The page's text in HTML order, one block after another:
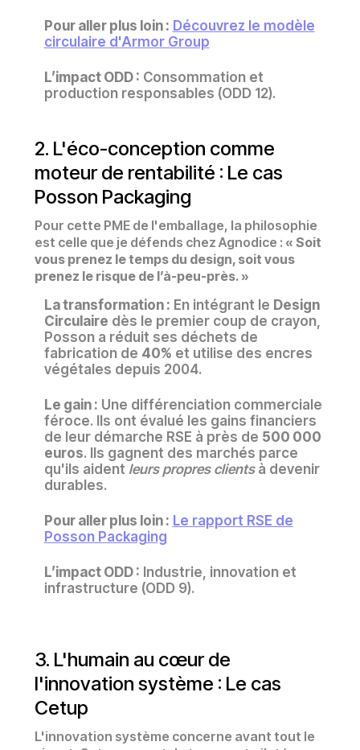
Pour aller plus loin : Découvrez le modèle
circulaire d'Armor Group
L’impact ODD : Consommation et
production responsables (ODD 12).
2. L'éco-conception comme
moteur de rentabilité : Le cas
Posson Packaging
Pour cette PME de l'emballage, la philosophie
est celle que je défends chez Agnodice : « Soit
vous prenez le temps du design, soit vous
prenez le risque de l’à-peu-près. »
La transformation : En intégrant le Design
Circulaire dès le premier coup de crayon,
Posson a réduit ses déchets de
fabrication de 40% et utilise des encres
végétales depuis 2004.
Le gain : Une différenciation commerciale
féroce. Ils ont évalué les gains financiers
de leur démarche RSE à près de 500 000
euros. Ils gagnent des marchés parce
qu'ils aident leurs propres clientsà devenir
durables.
Pour aller plus loin : Le rapport RSE de
Posson Packaging
L’impact ODD : Industrie, innovation et
infrastructure (ODD 9).
3. L'humain au cœur de
l'innovation système : Le cas
Cetup
L'innovation système concerne avant tout le